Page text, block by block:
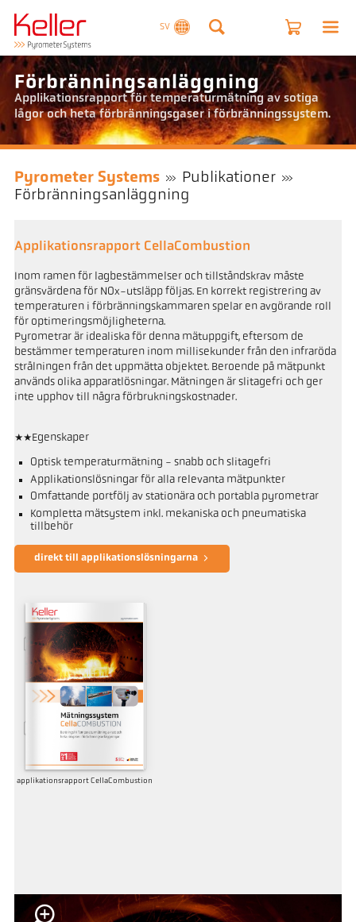
SV
Förbränningsanläggning
Applikationsrapport för temperaturmätning av sotiga
lågor och heta förbränningsgaser i förbränningssystem.
Pyrometer Systems
Publikationer
Förbränningsanläggning
Applikationsrapport CellaCombustion
Inom ramen för lagbestämmelser och tillståndskrav måste
gränsvärdena för NOx-utsläpp följas. En korrekt registrering av
temperaturen i förbränningskammaren spelar en avgörande roll
för optimeringsmöjligheterna.
Pyrometrar är idealiska för denna mätuppgift, eftersom de
bestämmer temperaturen inom millisekunder från den infraröda
strålningen från det uppmätta objektet. Beroende på mätpunkt
används olika apparatlösningar. Mätningen är slitagefri och ger
inte upphov till några förbrukningskostnader.
**Egenskaper
Optisk temperaturmätning - snabb och slitagefri
Applikationslösningar för alla relevanta mätpunkter
Omfattande portfölj av stationära och portabla pyrometrar
Kompletta mätsystem inkl. mekaniska och pneumatiska
tillbehör
direkt till applikationslösningarna
applikationsrapport CellaCombustion